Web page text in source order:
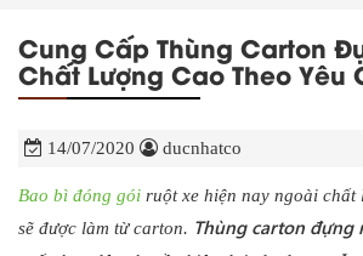
Cung Cấp Thùng Carton
Chất Lượng Cao Theo Yêu
14/07/2020 ducnhatco
Bao bì đóng gói ruột xe hiện nay ngoài
sẽ được làm từ carton. Thùng carton đựng